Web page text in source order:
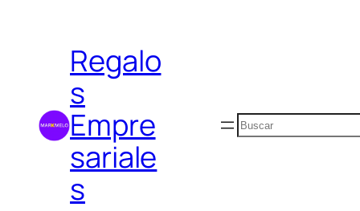
contenidoRegalo
s
Empre
sariale
s
Buscar